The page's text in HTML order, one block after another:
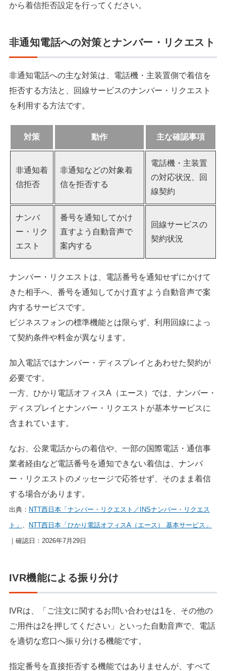
から着信拒否設定を行ってください。
非通知電話への対策とナンバー・リクエスト
非通知電話への主な対策は、電話機・主装置側で着信を
拒否する方法と、回線サービスのナンバー・リクエスト
を利用する方法です。
対策 動作 主な確認事項
非通知着
信拒否
非通知などの対象着
信を拒否する
電話機・主装置
の対応状況、回
線契約
ナンバ
ー・リク
エスト
番号を通知してかけ
直すよう自動音声で
案内する
回線サービスの
契約状況
ナンバー・リクエストは、電話番号を通知せずにかけて
きた相手へ、番号を通知してかけ直すよう自動音声で案
内するサービスです。
ビジネスフォンの標準機能とは限らず、利用回線によっ
て契約条件や料金が異なります。
加入電話ではナンバー・ディスプレイとあわせた契約が
必要です。
一方、ひかり電話オフィスA（エース）では、ナンバー・
ディスプレイとナンバー・リクエストが基本サービスに
含まれています。
なお、公衆電話からの着信や、一部の国際電話・通信事
業者経由など電話番号を通知できない着信は、ナンバ
ー・リクエストのメッセージで応答せず、そのまま着信
する場合があります。
出典： NTT西日本「ナンバー・リクエスト／INSナンバー・リクエス
ト」 NTT西日本「ひかり電話オフィスA（エース） 基本サービス」
｜確認日：2026年7月29日
IVR機能による振り分け
IVRは、「ご注文に関するお問い合わせは1を、その他の
ご用件は2を押してください」といった自動音声で、電話
を適切な窓口へ振り分ける機能です。
指定番号を直接拒否する機能ではありませんが、すべて